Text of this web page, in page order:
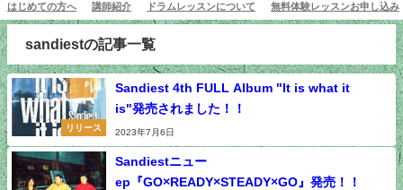
はじめての方へ 講師紹介 ドラムレッスンについて 無料体験レッスンお申し込み
sandiestの記事一覧
リリース
Sandiest 4th FULL Album "It is what it
is"発売されました！！
2023年7月6日
Sandiestニュー
ep『GO×READY×STEADY×GO』発売！！